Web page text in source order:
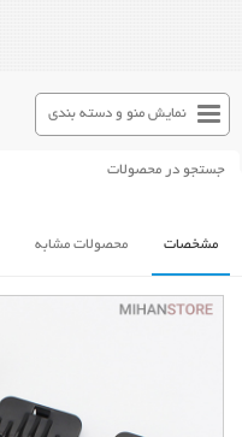
نمایش منو و دسته بندی
مشخصات محصولات مشابه